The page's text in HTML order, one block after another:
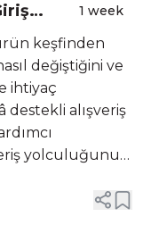
1 week
keşfinden
değiştiğini ve
ihtiyaç
alışveriş
yolculuğunun